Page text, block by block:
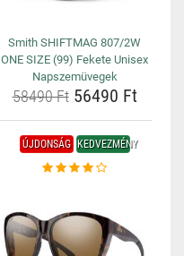
Smith SHIFTMAG 807/2W
ONE SIZE (99) Fekete Unisex
Napszemüvegek
58490 Ft56490 Ft
ÚJDONSÁG KEDVEZMÉNY